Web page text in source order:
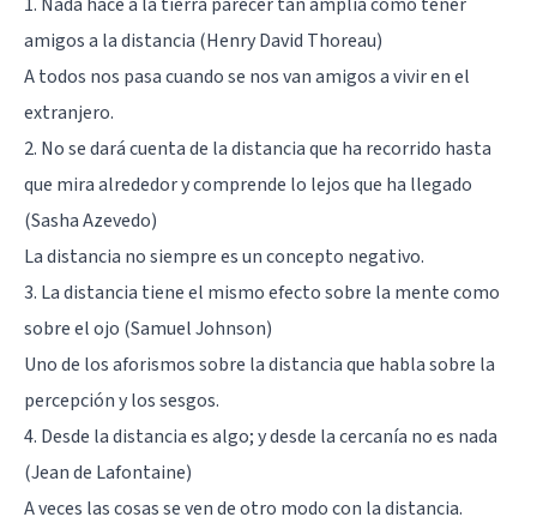
amigos a la distancia (Henry David Thoreau)
A todos nos pasa cuando se nos van amigos a vivir en el
extranjero.
2. No se dará cuenta de la distancia que ha recorrido hasta
que mira alrededor y comprende lo lejos que ha llegado
(Sasha Azevedo)
La distancia no siempre es un concepto negativo.
3. La distancia tiene el mismo efecto sobre la mente como
sobre el ojo (Samuel Johnson)
Uno de los aforismos sobre la distancia que habla sobre la
percepción y los sesgos.
4. Desde la distancia es algo; y desde la cercanía no es nada
(Jean de Lafontaine)
A veces las cosas se ven de otro modo con la distancia.